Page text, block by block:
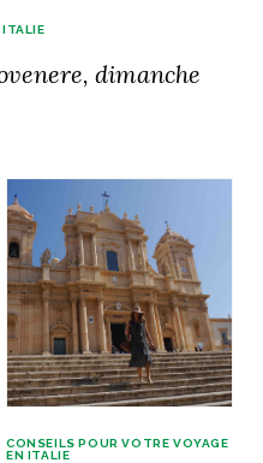
ITALIE
dimanche
CONSEILS POUR VOTRE VOYAGE
EN ITALIE